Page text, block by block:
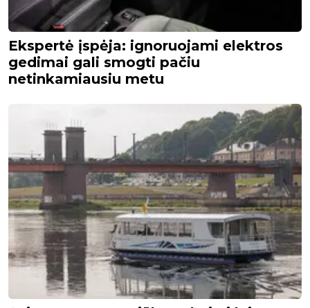
Ekspertė įspėja: ignoruojami elektros
gedimai gali smogti pačiu
netinkamiausiu metu